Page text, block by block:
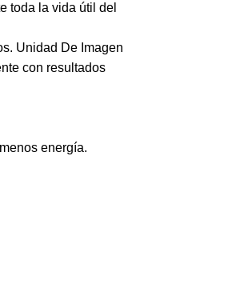
toda la vida útil del
Unidad De Imagen
con resultados
energía.